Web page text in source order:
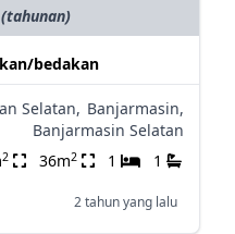
bedakan
Selatan, Banjarmasin,
Banjarmasin Selatan
2 36m2 1 1
2 tahun yang lalu